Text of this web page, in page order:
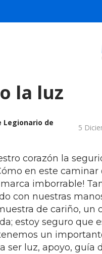
la luz
Legionario de
5
corazón la
en este
imborrable!
con nuestras
de cariño, un
estoy seguro que
un
ser luz, apoyo, guía